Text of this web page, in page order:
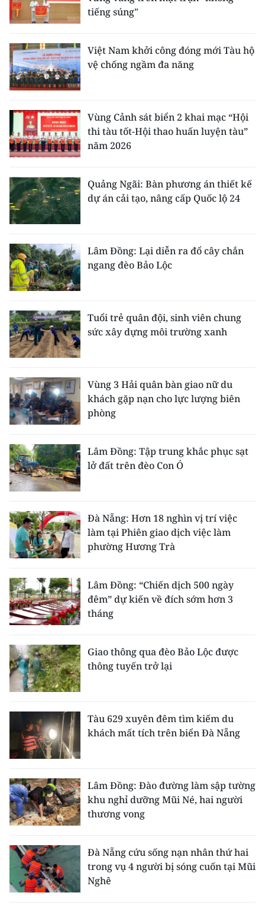
tiếng súng"
Việt Nam khởi công đóng mới Tàu hộ
vệ chống ngầm đa năng
Vùng Cảnh sát biển 2 khai mạc “Hội
thi tàu tốt-Hội thao huấn luyện tàu”
năm 2026
Quảng Ngãi: Bàn phương án thiết kế
dự án cải tạo, nâng cấp Quốc lộ 24
Lâm Đồng: Lại diễn ra đổ cây chắn
ngang đèo Bảo Lộc
Tuổi trẻ quân đội, sinh viên chung
sức xây dựng môi trường xanh
Vùng 3 Hải quân bàn giao nữ du
khách gặp nạn cho lực lượng biên
phòng
Lâm Đồng: Tập trung khắc phục sạt
lở đất trên đèo Con Ó
Đà Nẵng: Hơn 18 nghìn vị trí việc
làm tại Phiên giao dịch việc làm
phường Hương Trà
Lâm Đồng: “Chiến dịch 500 ngày
đêm” dự kiến về đích sớm hơn 3
tháng
Giao thông qua đèo Bảo Lộc được
thông tuyến trở lại
Tàu 629 xuyên đêm tìm kiếm du
khách mất tích trên biển Đà Nẵng
Lâm Đồng: Đào đường làm sập tường
khu nghỉ dưỡng Mũi Né, hai người
thương vong
Đà Nẵng cứu sống nạn nhân thứ hai
trong vụ 4 người bị sóng cuốn tại Mũi
Nghê